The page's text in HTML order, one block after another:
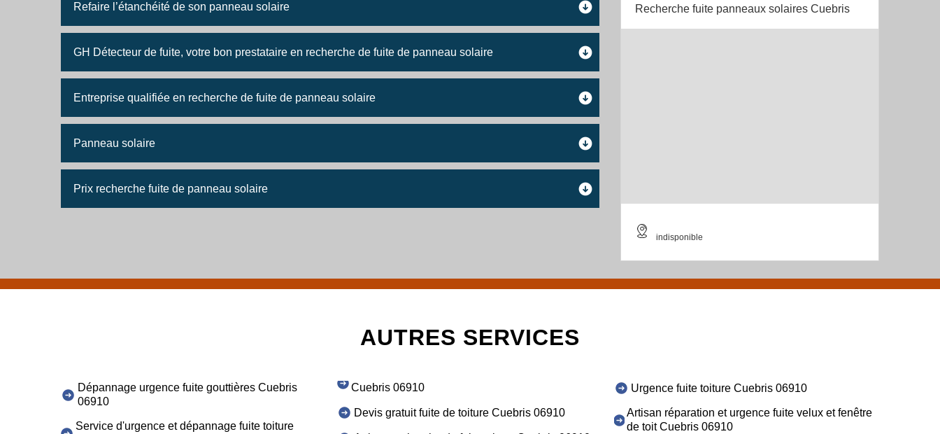
Refaire l’étanchéité de son panneau solaire
GH Détecteur de fuite, votre bon prestataire en recherche de fuite de panneau solaire
Entreprise qualifiée en recherche de fuite de panneau solaire
Panneau solaire
Prix recherche fuite de panneau solaire
Recherche fuite panneaux solaires Cuebris
indisponible
AUTRES SERVICES
Dépannage urgence fuite gouttières Cuebris
06910
Service d'urgence et dépannage fuite toiture
Cuebris 06910
Devis gratuit fuite de toiture Cuebris 06910
Urgence fuite toiture Cuebris 06910
Artisan réparation et urgence fuite velux et fenêtre
de toit Cuebris 06910